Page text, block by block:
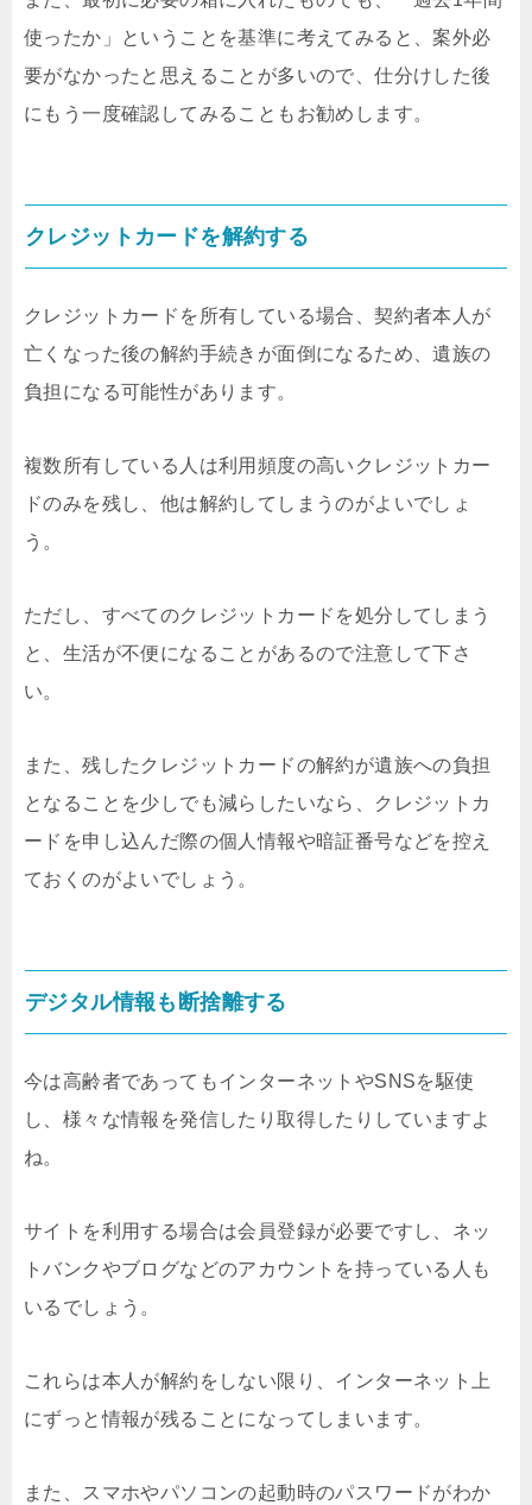
使ったか」ということを基準に考えてみると、案外必
要がなかったと思えることが多いので、仕分けした後
にもう一度確認してみることもお勧めします。
クレジットカードを解約する
クレジットカードを所有している場合、契約者本人が
亡くなった後の解約手続きが面倒になるため、遺族の
負担になる可能性があります。
複数所有している人は利用頻度の高いクレジットカー
ドのみを残し、他は解約してしまうのがよいでしょ
う。
ただし、すべてのクレジットカードを処分してしまう
と、生活が不便になることがあるので注意して下さ
い。
また、残したクレジットカードの解約が遺族への負担
となることを少しでも減らしたいなら、クレジットカ
ードを申し込んだ際の個人情報や暗証番号などを控え
ておくのがよいでしょう。
デジタル情報も断捨離する
今は高齢者であってもインターネットやSNSを駆使
し、様々な情報を発信したり取得したりしていますよ
ね。
サイトを利用する場合は会員登録が必要ですし、ネッ
トバンクやブログなどのアカウントを持っている人も
いるでしょう。
これらは本人が解約をしない限り、インターネット上
にずっと情報が残ることになってしまいます。
また、スマホやパソコンの起動時のパスワードがわか